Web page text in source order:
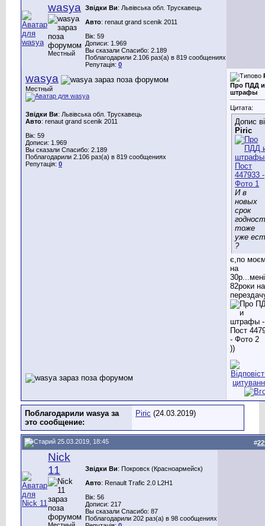
wasya
Местный
Звідки Ви: Львівська обл. Трускавець
Авто: renaut grand scenik 2011
Вік: 59
Дописи: 1.969
Вы сказали Спасибо: 2.189
Поблагодарили 2.106 раз(а) в 819 сообщениях
Репутація: 0
wasya
Местный
Звідки Ви: Львівська обл. Трускавець
Авто: renaut grand scenik 2011
Вік: 59
Дописи: 1.969
Вы сказали Спасибо: 2.189
Поблагодарили 2.106 раз(а) в 819 сообщениях
Репутація: 0
Про ПДД и
штрафы
Цитата:
Допис
Piric
И в
новых
срок
тоже
уже
?
є,по
на
82роки на
))
Поблагодарили wasya за
это сообщение:
Piric (24.03.2019)
25.03.2019, 18:45 #
Nick
11
Местный
Звідки Ви: Покровск (Красноармейск)
Авто: Renault Trafic 2.0 L2H1
Вік: 56
Дописи: 217
Вы сказали Спасибо: 87
Поблагодарили 202 раз(а) в 98 сообщениях